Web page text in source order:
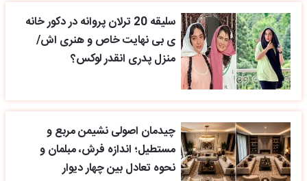
سلیقه 20 ترلان پروانه در دکور خانه
ی بی نهایت خاص و هنری اش/
منزل پدری انقدر لوکس؟
چیدمان اصولی نشیمن مربع و
مستطیل؛ اندازه فرش، مبلمان و
نحوه تعادل بین چهار دیوار